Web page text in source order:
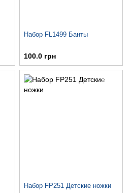
Набор FL1499 Банты
100.0 грн
Набор FP251 Детские ножки